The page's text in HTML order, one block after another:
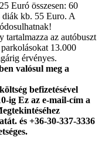
Euró összesen: 60
diák kb. 55 Euro. A
tartalmazza az autóbuszt
13.000
érvényes.
valósul meg a
befizetésével
ig Ez az e-mail-cím a
és +36-30-337-3336